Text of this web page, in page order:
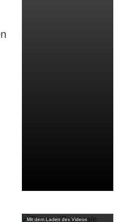
Mit dem Laden des Videos